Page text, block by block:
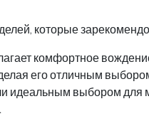
которые
комфортное
его отличным
идеальным выбором для